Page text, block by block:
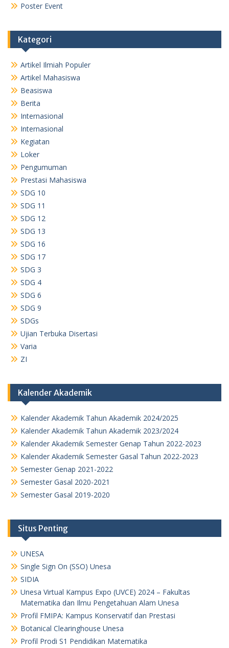
Poster Event
Kategori
Artikel Ilmiah Populer
Artikel Mahasiswa
Beasiswa
Berita
Internasional
Internasional
Kegiatan
Loker
Pengumuman
Prestasi Mahasiswa
SDG 10
SDG 11
SDG 12
SDG 13
SDG 16
SDG 17
SDG 3
SDG 4
SDG 6
SDG 9
SDGs
Ujian Terbuka Disertasi
Varia
ZI
Kalender Akademik
Kalender Akademik Tahun Akademik 2024/2025
Kalender Akademik Tahun Akademik 2023/2024
Kalender Akademik Semester Genap Tahun 2022-2023
Kalender Akademik Semester Gasal Tahun 2022-2023
Semester Genap 2021-2022
Semester Gasal 2020-2021
Semester Gasal 2019-2020
Situs Penting
UNESA
Single Sign On (SSO) Unesa
SIDIA
Unesa Virtual Kampus Expo (UVCE) 2024 – Fakultas
Matematika dan Ilmu Pengetahuan Alam Unesa
Profil FMIPA: Kampus Konservatif dan Prestasi
Botanical Clearinghouse Unesa
Profil Prodi S1 Pendidikan Matematika